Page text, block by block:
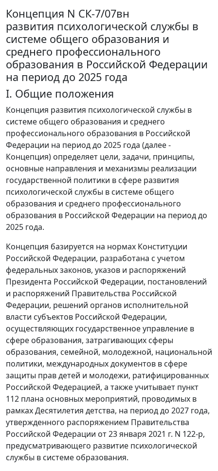
Концепция N СК-7/07вн
развития психологической службы в
системе общего образования и
среднего профессионального
образования в Российской Федерации
на период до 2025 года
I. Общие положения
Концепция развития психологической службы в
системе общего образования и среднего
профессионального образования в Российской
Федерации на период до 2025 года (далее -
Концепция) определяет цели, задачи, принципы,
основные направления и механизмы реализации
государственной политики в сфере развития
психологической службы в системе общего
образования и среднего профессионального
образования в Российской Федерации на период до
2025 года.
Концепция базируется на нормах Конституции
Российской Федерации, разработана с учетом
федеральных законов, указов и распоряжений
Президента Российской Федерации, постановлений
и распоряжений Правительства Российской
Федерации, решений органов исполнительной
власти субъектов Российской Федерации,
осуществляющих государственное управление в
сфере образования, затрагивающих сферы
образования, семейной, молодежной, национальной
политики, международных документов в сфере
защиты прав детей и молодежи, ратифицированных
Российской Федерацией, а также учитывает пункт
112 плана основных мероприятий, проводимых в
рамках Десятилетия детства, на период до 2027 года,
утвержденного распоряжением Правительства
Российской Федерации от 23 января 2021 г. N 122-р,
предусматривающего развитие психологической
службы в системе образования.